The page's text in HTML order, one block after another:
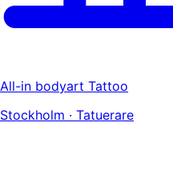
All-in bodyart Tattoo
Stockholm · Tatuerare